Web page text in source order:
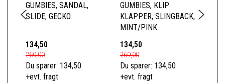
GUMBIES, SANDAL,
SLIDE, GECKO
134,50
269,00
Du sparer: 134,50
+evt. fragt
GUMBIES, KLIP
KLAPPER, SLINGBACK,
MINT/PINK
134,50
269,00
Du sparer: 134,50
+evt. fragt